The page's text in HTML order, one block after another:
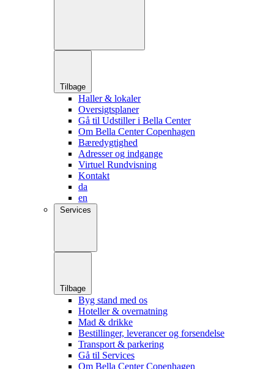
Tilbage
Haller & lokaler
Oversigtsplaner
Gå til Udstiller i Bella Center
Om Bella Center Copenhagen
Bæredygtighed
Adresser og indgange
Virtuel Rundvisning
Kontakt
da
en
Services
Tilbage
Byg stand med os
Hoteller & overnatning
Mad & drikke
Bestillinger, leverancer og forsendelse
Transport & parkering
Gå til Services
Om Bella Center Copenhagen